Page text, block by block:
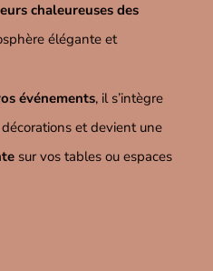
chaleureuses des
élégante et
événements, il s’intègre
et devient une
sur vos tables ou espaces